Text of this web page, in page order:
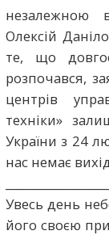
незалежною
Олексій
те, що
розпочався,
центрів
техніки»
України з 24
нас немає
Увесь день
його своєю